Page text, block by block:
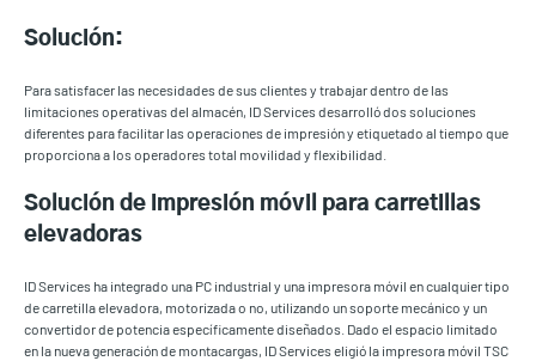
Solución:
Para satisfacer las necesidades de sus clientes y trabajar dentro de las
limitaciones operativas del almacén, ID Services desarrolló dos soluciones
diferentes para facilitar las operaciones de impresión y etiquetado al tiempo que
proporciona a los operadores total movilidad y flexibilidad.
Solución de impresión móvil para carretillas
elevadoras
ID Services ha integrado una PC industrial y una impresora móvil en cualquier tipo
de carretilla elevadora, motorizada o no, utilizando un soporte mecánico y un
convertidor de potencia específicamente diseñados. Dado el espacio limitado
en la nueva generación de montacargas, ID Services eligió la impresora móvil TSC